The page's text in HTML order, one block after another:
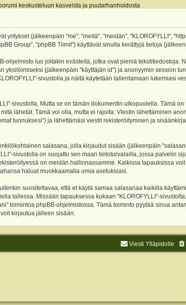
keskusteluun kasveista ja puutarhanhoidosta
yritykset (jälkeenpäin "me", "meitä", "meidän", "KLOROFYLLI",
Group", "phpBB Tiimit") käyttävät sinulta kerättyjä tietoja
luo joitakin evästeitä, jotka ovat pieniä tekstitiedostoja.
yksilöimiseksi (jälkeenpäin "käyttäjän id") ja anonyymin session
sivustolla ja näitä käytetään tallentamaan lukemiasi
sivustolta, Mutta se on tämän dokumentin ulkopuolella. Tämä
lähetät. Tämä voi olla, mutta ei rajoita: Viestin lähettäminen
tunnuksesi") ja lähettämäsi viestit rekisteröitymisen ja
salasana, jolla kirjaudut sisään (jälkeenpäin
sivustolla on suojattu sen maan tietoturvalailla, jossa palvelin
on meidän hallinnassamme. Kaikissa tapauksissa
haluat muokkaamalla omia asetuksiasi.
suositeltavaa, että et käytä samaa salasanaa kaikilla
tallessa. Missään tapauksessa kukaan "KLOROFYLLI"-
toimintoa phpBB-ohjelmistossa. Tämä toiminto pyytää sinua
kirjautua jälleen sisään.
Viesti Ylläpidolle